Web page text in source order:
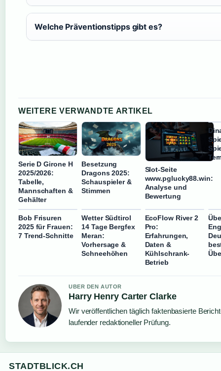
Welche Präventionstipps gibt es?
WEITERE VERWANDTE ARTIKEL
Serie D Girone H
2025/2026:
Tabelle,
Mannschaften &
Gehälter
Besetzung
Dragons 2025:
Schauspieler &
Stimmen
Slot-Seite
www.pglucky88.win:
Analyse und
Bewertung
Bob Frisuren
2025 für Frauen:
7 Trend-Schnitte
Wetter Südtirol
14 Tage Bergfex
Meran:
Vorhersage &
Schneehöhen
EcoFlow River 2
Pro:
Erfahrungen,
Daten &
Kühlschrank-
Betrieb
UBER DEN AUTOR
Harry Henry Carter Clarke
Wir veröffentlichen täglich faktenbasierte
laufender redaktioneller Prüfung.
STADTBLICK.CH